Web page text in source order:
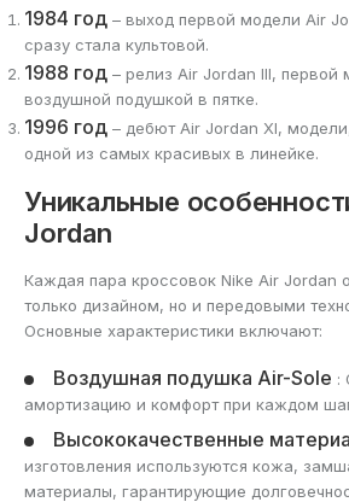
1984 год – выход первой модели Air
сразу стала культовой.
1988 год – релиз Air Jordan III,
воздушной подушкой в пятке.
1996 год – дебют Air Jordan XI,
одной из самых красивых в линейке.
Уникальные
Jordan
Каждая пара кроссовок Nike Air Jordan
только дизайном, но и передовыми
Основные характеристики включают:
Воздушная подушка Air-Sole :
амортизацию и комфорт при каждом
Высококачественные
изготовления используются кожа,
материалы, гарантирующие